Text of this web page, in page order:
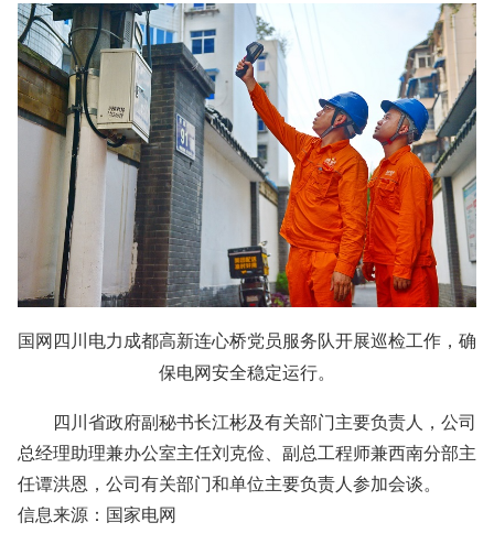
国网四川电力成都高新连心桥党员服务队开展巡检工作，确
保电网安全稳定运行。
四川省政府副秘书长江彬及有关部门主要负责人，公司
总经理助理兼办公室主任刘克俭、副总工程师兼西南分部主
任谭洪恩，公司有关部门和单位主要负责人参加会谈。
信息来源：国家电网